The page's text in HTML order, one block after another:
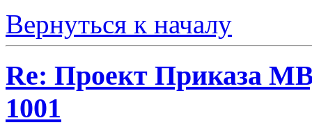
Вернуться к началу
Re: Проект Приказа
1001